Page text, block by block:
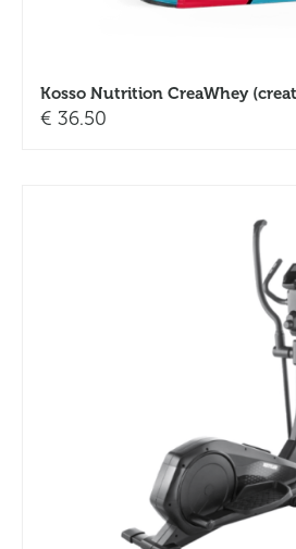
Kosso Nutrition CreaWhey
€ 36.50